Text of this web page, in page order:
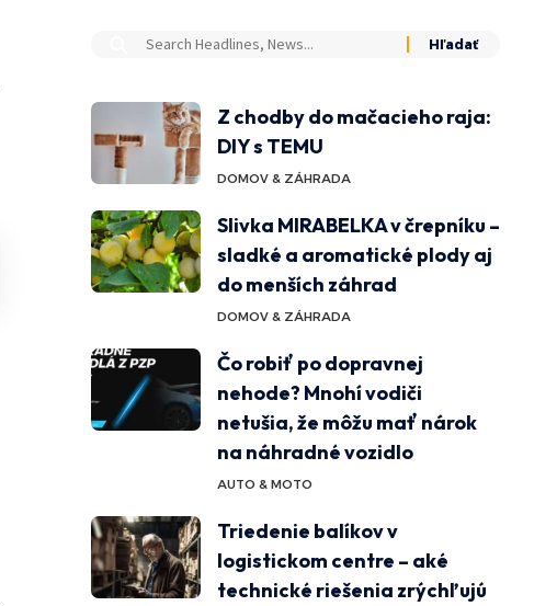
Z chodby do mačacieho raja:
DIY s TEMU
DOMOV & ZÁHRADA
Slivka MIRABELKA v črepníku –
sladké a aromatické plody aj
do menších záhrad
DOMOV & ZÁHRADA
Čo robiť po dopravnej
nehode? Mnohí vodiči
netušia, že môžu mať nárok
na náhradné vozidlo
AUTO & MOTO
Triedenie balíkov v
logistickom centre – aké
technické riešenia zrýchľujú